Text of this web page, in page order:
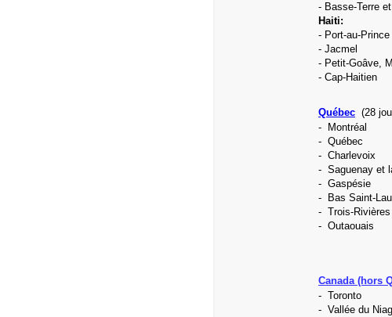
- Basse-Terre
Haiti:
- Port-au-Prince
- Jacmel
- Petit-Goâve,
- Cap-Haitien
Québec (28
- Montréal
- Québec
- Charlevoix
- Saguenay et
- Gaspésie
- Bas Saint-
- Trois-Rivières
- Outaouais
Canada (hors
- Toronto
- Vallée du